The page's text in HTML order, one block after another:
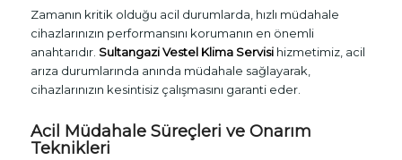
Zamanın kritik olduğu acil durumlarda, hızlı müdahale
cihazlarınızın performansını korumanın en önemli
anahtarıdır. Sultangazi Vestel Klima Servisihizmetimiz, acil
arıza durumlarında anında müdahale sağlayarak,
cihazlarınızın kesintisiz çalışmasını garanti eder.
Acil Müdahale Süreçleri ve Onarım
Teknikleri